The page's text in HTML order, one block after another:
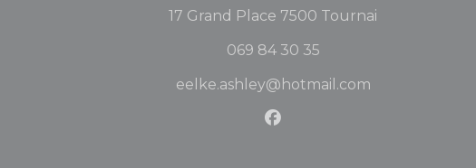
17 Grand Place 7500 Tournai
069 84 30 35
eelke.ashley@hotmail.com
Facebook ((opent in een